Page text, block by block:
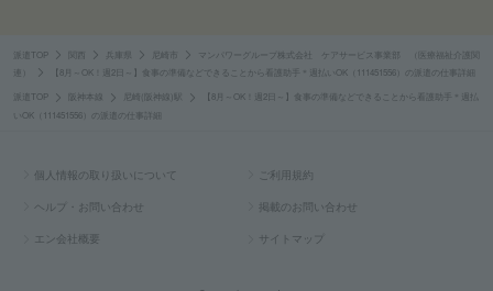
派遣TOP 関西 兵庫県 尼崎市
マンパワーグループ株式会社 ケアサービス事業部 （医療福祉介護関
連）
【8月～OK！週2日～】食事の準備などできることから看護助手＊週払いOK（111451556）の派遣の仕事詳細
派遣TOP 阪神本線 尼崎(阪神線)駅
【8月～OK！週2日～】食事の準備などできることから看護助手＊週払
いOK（111451556）の派遣の仕事詳細
個人情報の取り扱いについて ご利用規約
ヘルプ・お問い合わせ 掲載のお問い合わせ
エン会社概要 サイトマップ